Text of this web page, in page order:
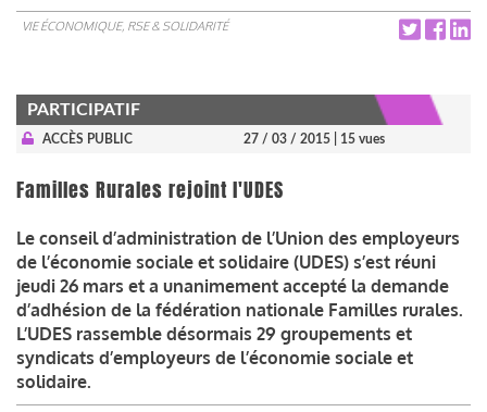
VIE ÉCONOMIQUE, RSE & SOLIDARITÉ
PARTICIPATIF
ACCÈS PUBLIC 27 / 03 / 2015 | 15 vues
Familles Rurales rejoint l'UDES
Le conseil d’administration de l’Union des employeurs
de l’économie sociale et solidaire (UDES) s’est réuni
jeudi 26 mars et a unanimement accepté la demande
d’adhésion de la fédération nationale Familles rurales.
L’UDES rassemble désormais 29 groupements et
syndicats d’employeurs de l’économie sociale et
solidaire.